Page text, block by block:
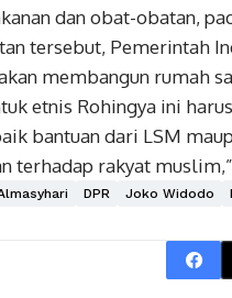
dan obat-obatan,
tersebut, Pemerintah
membangun rumah
etnis Rohingya ini
bantuan dari LSM
terhadap rakyat
DPR Joko Widodo